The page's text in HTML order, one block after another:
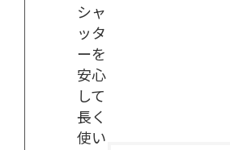
シャ
ッタ
ーを
安心
して
長く
使い